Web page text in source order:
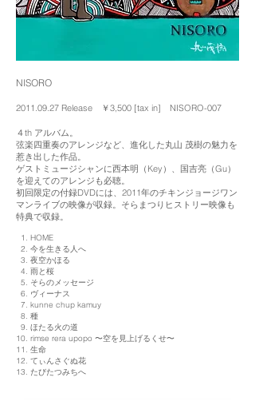
​NISORO
2011.09.27 Release ￥3,500 [tax in] NISORO-007
４th アルバム。
弦楽四重奏のアレンジなど、進化した丸山 茂樹の魅力を
惹き出した作品。
ゲストミュージシャンに西本明（Key）、国吉亮（Gu）
を迎えてのアレンジも必聴。
初回限定の付録DVDには、2011年のチキンジョージワン
マンライブの映像が収録。 そらまつりヒストリー映像も
特典で収録。
1. HOME
2. 今を生きる人へ
3. 夜空かほる
4. 雨と桜
5. そらのメッセージ
6. ヴィーナス
7. kunne chup kamuy
8. 種
9. ほたる火の道
10. rimse rera upopo 〜空を見上げるくせ〜
11. 生命
12. てぃんさぐぬ花
13. たびたつみちへ